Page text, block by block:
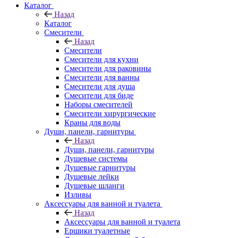
Каталог
Назад
Каталог
Смесители
Назад
Смесители
Смесители для кухни
Смесители для раковины
Смесители для ванны
Смесители для душа
Смесители для биде
Наборы смесителей
Смесители хирургические
Краны для воды
Души, панели, гарнитуры
Назад
Души, панели, гарнитуры
Душевые системы
Душевые гарнитуры
Душевые лейки
Душевые шланги
Изливы
Аксессуары для ванной и туалета
Назад
Аксессуары для ванной и туалета
Ершики туалетные